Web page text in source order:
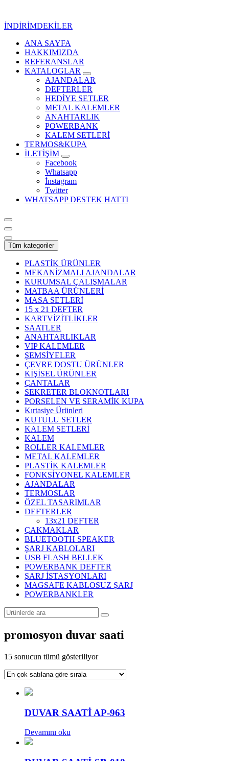
İNDİRİMDEKİLER
Kurumsal Promosyon-Hediyelik
ANA SAYFA
HAKKIMIZDA
REFERANSLAR
KATALOGLAR
AJANDALAR
DEFTERLER
HEDİYE SETLER
METAL KALEMLER
ANAHTARLIK
POWERBANK
KALEM SETLERİ
TERMOS&KUPA
İLETİŞİM
Facebook
Whatsapp
İnstagram
Twitter
WHATSAPP DESTEK HATTI
Tüm kategoriler
PLASTİK ÜRÜNLER
MEKANİZMALI AJANDALAR
KURUMSAL ÇALIŞMALAR
MATBAA ÜRÜNLERİ
MASA SETLERİ
15 x 21 DEFTER
KARTVİZİTLİKLER
SAATLER
ANAHTARLIKLAR
VIP KALEMLER
ŞEMSİYELER
ÇEVRE DOSTU ÜRÜNLER
KİŞİSEL ÜRÜNLER
ÇANTALAR
SEKRETER BLOKNOTLARI
PORSELEN VE SERAMİK KUPA
Kırtasiye Ürünleri
KUTULU SETLER
KALEM SETLERİ
KALEM
ROLLER KALEMLER
METAL KALEMLER
PLASTİK KALEMLER
FONKSİYONEL KALEMLER
AJANDALAR
TERMOSLAR
ÖZEL TASARIMLAR
DEFTERLER
13x21 DEFTER
ÇAKMAKLAR
BLUETOOTH SPEAKER
ŞARJ KABLOLARI
USB FLASH BELLEK
POWERBANK DEFTER
ŞARJ İSTASYONLARI
MAGSAFE KABLOSUZ ŞARJ
POWERBANKLER
promosyon duvar saati
15 sonucun tümü gösteriliyorPopülerliğe
sıralandı
DUVAR SAATİ AP-963
Devamını oku